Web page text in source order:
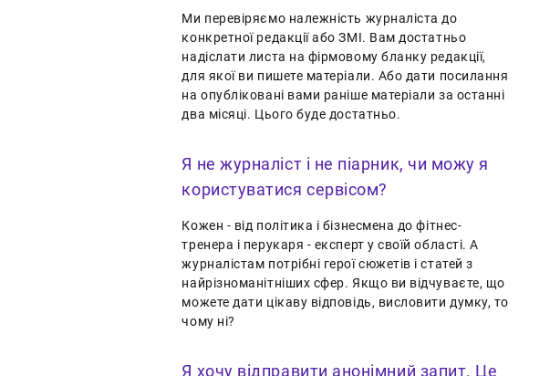
Ми перевіряємо належність журналіста до
конкретної редакції або ЗМІ. Вам достатньо
надіслати листа на фірмовому бланку редакції,
для якої ви пишете матеріали. Або дати посилання
на опубліковані вами раніше матеріали за останні
два місяці. Цього буде достатньо.
Я не журналіст і не піарник, чи можу я
користуватися сервісом?
Кожен - від політика і бізнесмена до фітнес-
тренера і перукаря - експерт у своїй області. А
журналістам потрібні герої сюжетів і статей з
найрізноманітніших сфер. Якщо ви відчуваєте, що
можете дати цікаву відповідь, висловити думку, то
чому ні?
Я хочу відправити анонімний запит. Це